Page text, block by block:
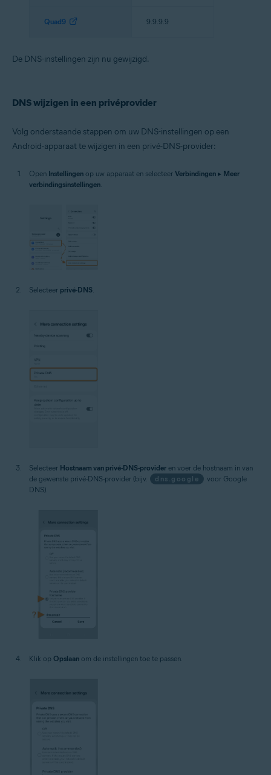
Quad9 9.9.9.9
De DNS-instellingen zijn nu gewijzigd.
DNS wijzigen in een privéprovider
Volg onderstaande stappen om uw DNS-instellingen op een
Android-apparaat te wijzigen in een privé-DNS-provider:
Open Instellingen op uw apparaat en selecteer Verbindingen ▸ Meer
verbindingsinstellingen
Selecteer privé-DNS
Selecteer Hostnaam van privé-DNS-provider en voer de hostnaam in van
de gewenste privé-DNS-provider (bijv.
dns.google
voor Google
DNS).
Klik op Opslaan om de instellingen toe te passen.